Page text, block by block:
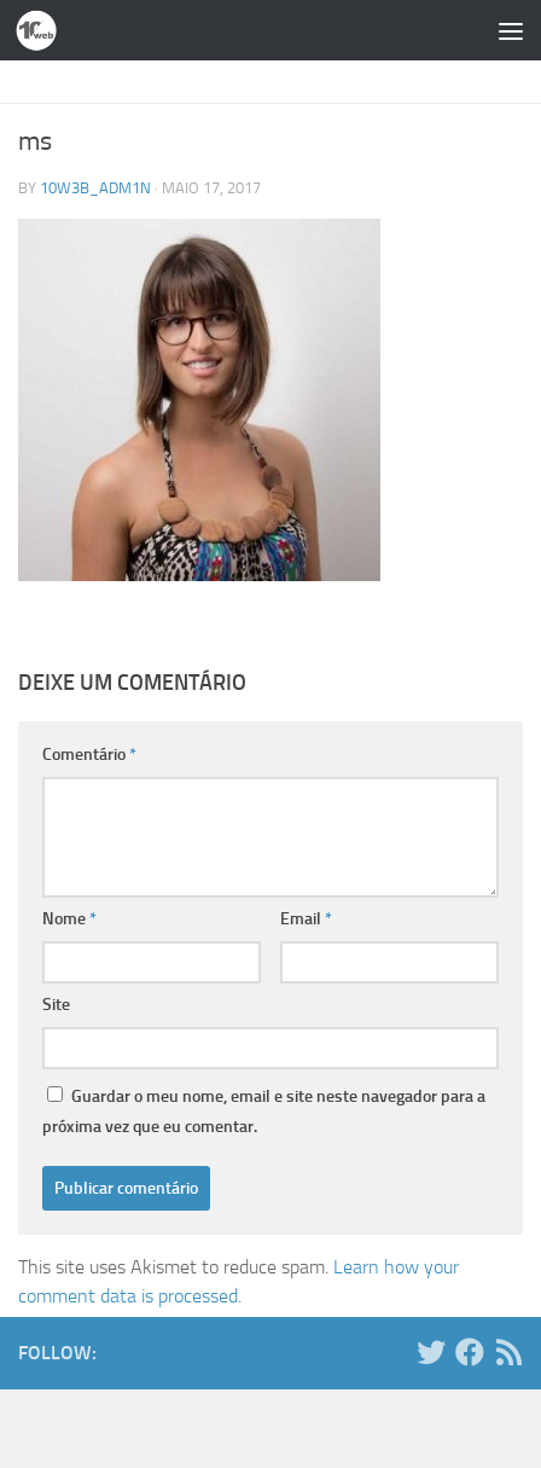
Skip to content
ms
BY 10W3B_ADM1N · MAIO 17, 2017
DEIXE UM COMENTÁRIO
Comentário*
Nome* Email *
Site
Guardar o meu nome, email e site neste navegador para a
próxima vez que eu comentar.
This site uses Akismet to reduce spam. Learn how your
comment data is processed.
FOLLOW: